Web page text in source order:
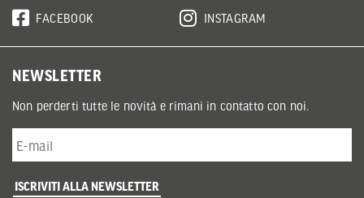
FACEBOOK INSTAGRAM
NEWSLETTER
Non perderti tutte le novità e rimani in contatto con noi.
ISCRIVITI ALLA NEWSLETTER